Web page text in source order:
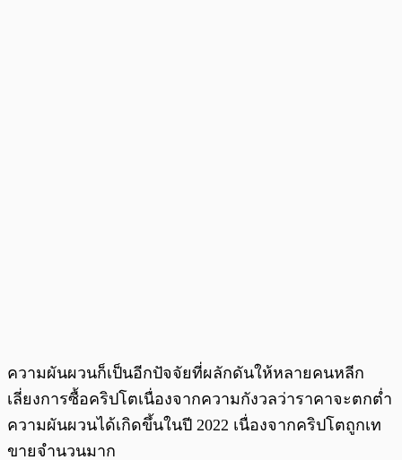
ความผันผวนก็เป็นอีกปัจจัยที่ผลักดันให้หลายคนหลีก
เลี่ยงการซื้อคริปโตเนื่องจากความกังวลว่าราคาจะตกต่ำ
ความผันผวนได้เกิดขึ้นในปี 2022 เนื่องจากคริปโตถูกเท
ขายจำนวนมาก